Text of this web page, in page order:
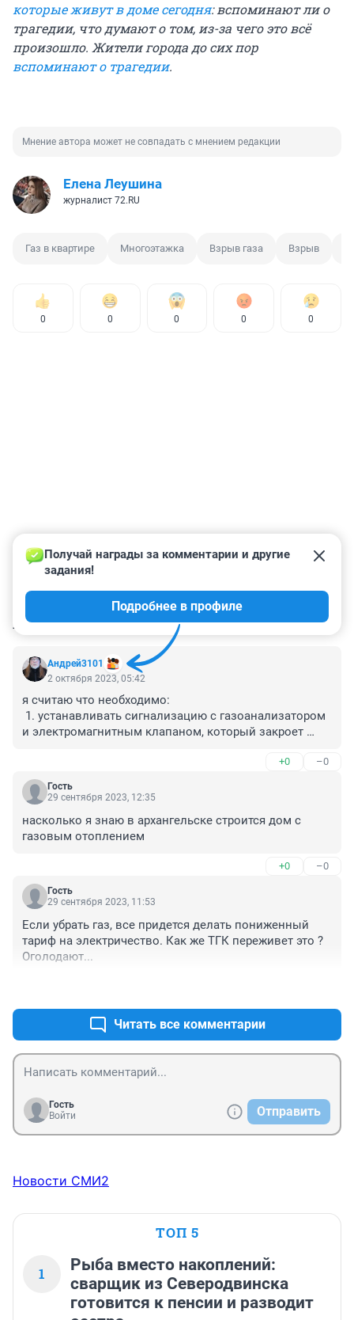
которые живут в доме сегодня: вспоминают ли о
трагедии, что думают о том, из-за чего это всё
произошло. Жители города до сих пор
вспоминают о трагедии.
Мнение автора может не совпадать с мнением редакции
Елена Леушина
журналист 72.RU
Газ в квартире Многоэтажка Взрыв газа Взрыв
0 0 0 0 0
КОММЕНТАРИИ 5
Андрей3101
Получай награды за комментарии и другие
задания!
Подробнее в профиле
2 октября 2023, 05:42
я считаю что необходимо:
1. устанавливать сигнализацию с газоанализатором
и электромагнитным клапаном, который закроет
2. применять газовые плиты только с газ контролем,
при погасшем пламени подача газа прекращается.
+0 –0
Гость
29 сентября 2023, 12:35
насколько я знаю в архангельске строится дом с
газовым отоплением
+0 –0
Гость
29 сентября 2023, 11:53
Если убрать газ, все придется делать пониженный
тариф на электричество. Как же ТГК переживет это ?
Оголодают...
Читать все комментарии
Гость
Войти
Отправить
Новости СМИ2
ТОП 5
1
Рыба вместо накоплений:
сварщик из Северодвинска
готовится к пенсии и разводит